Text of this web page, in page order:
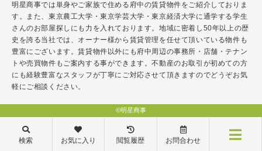
明星商事では単身やご家族で住める府中の賃貸物件をご紹介しておりま
す。また、東京農工大学・東京学芸大学・東京経済大学に通学する学生
さんのお部屋探しにも力を入れております。地域に密着し50年以上の歴
史を誇る当社では、オーナー様から賃貸管理を任せて頂いている物件も
豊富にございます。賃貸物件以外にも府中周辺の事務所・店舗・テナン
トや売買物件もご案内する事ができます。不動産のお取引が初めての方
にも経験豊富なスタッフが丁寧にご対応させて頂きますのでどうぞお気
軽にご相談ください。
©明星商事
検索 お気に入り 閲覧履歴 お問合わせ